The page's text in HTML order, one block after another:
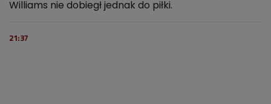
Williams nie dobiegł jednak do piłki.
21:37